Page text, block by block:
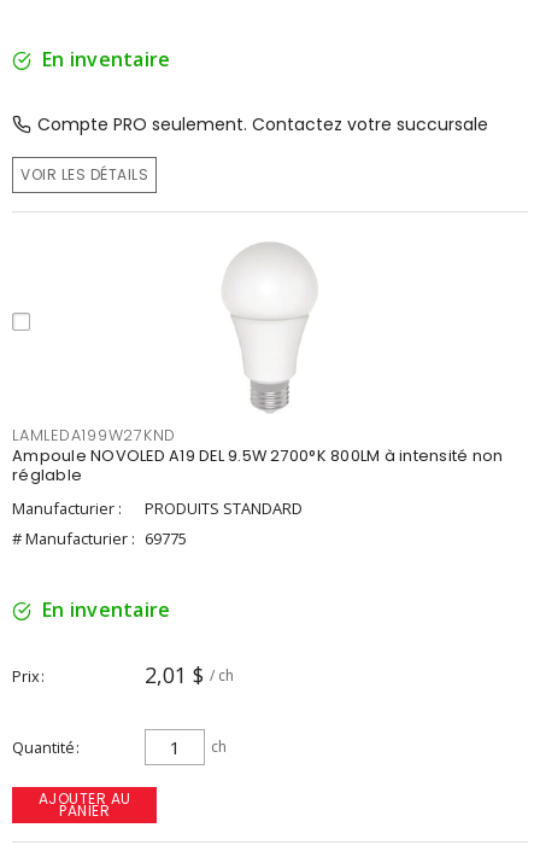
En inventaire
Compte PRO seulement. Contactez votre succursale
VOIR LES DÉTAILS
LAMLEDA199W27KND
Ampoule NOVOLED A19 DEL 9.5W 2700°K 800LM à intensité non
réglable
Manufacturier :
PRODUITS STANDARD
# Manufacturier : 69775
En inventaire
Prix 2,01 $ / ch
Quantité ch
AJOUTER AU
PANIER